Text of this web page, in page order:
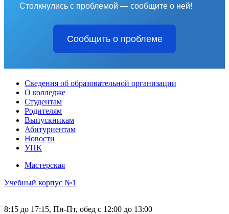
Столкнулись с проблемой — сообщите о ней!
Сообщить о проблеме
Сведения об образовательной организации
О колледже
Студентам
Родителям
Выпускникам
Абитуриентам
Новости
УПК
Мастерская
Учебный корпус №1
8:15 до 17:15, Пн-Пт, обед с 12:00 до 13:00